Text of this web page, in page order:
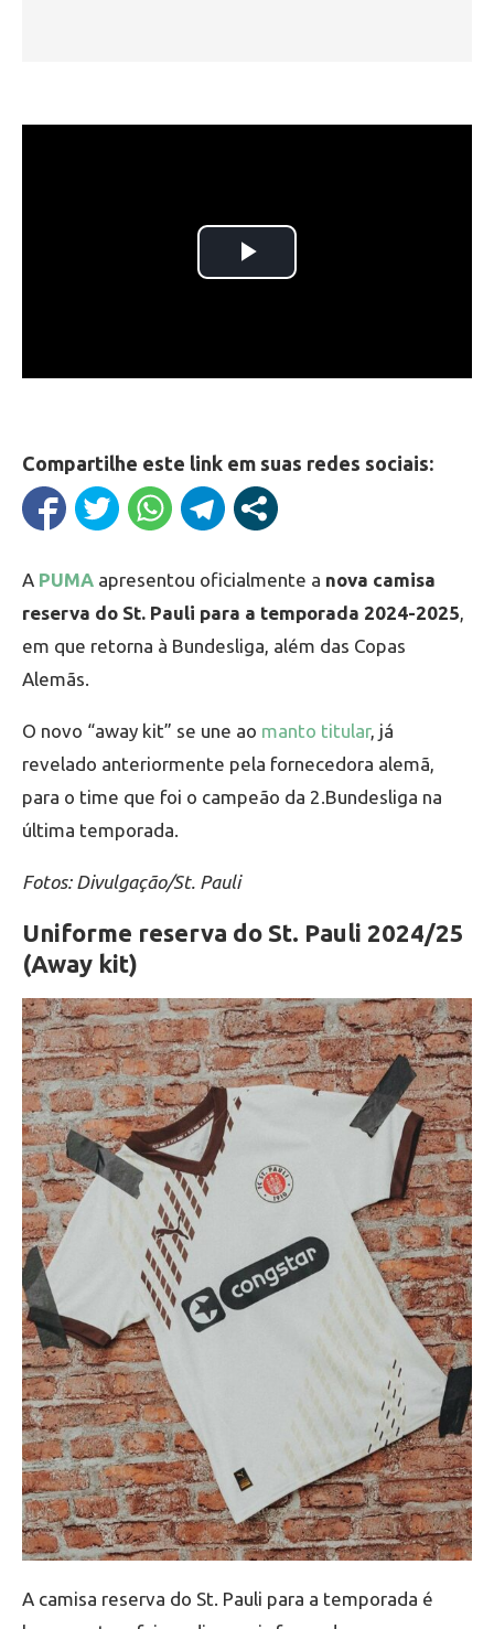
Compartilhe este link em suas redes sociais:
A PUMA apresentou oficialmente a nova camisa
reserva do St. Pauli para a temporada 2024-2025,
em que retorna à Bundesliga, além das Copas
Alemãs.
O novo “away kit” se une ao manto titular, já
revelado anteriormente pela fornecedora alemã,
para o time que foi o campeão da 2.Bundesliga na
última temporada.
Fotos: Divulgação/St. Pauli
Uniforme reserva do St. Pauli 2024/25
(Away kit)
A camisa reserva do St. Pauli para a temporada é